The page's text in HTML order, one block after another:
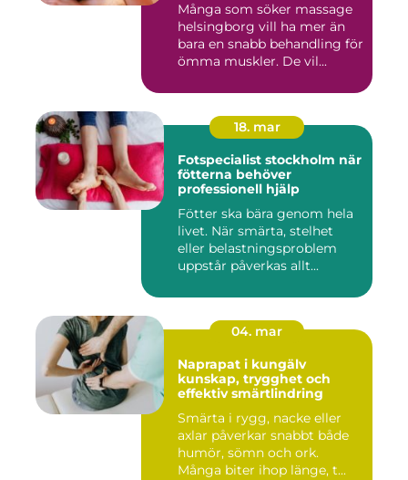
Många som söker massage
helsingborg vill ha mer än
bara en snabb behandling för
ömma muskler. De vil...
18. mar
Fotspecialist stockholm när
fötterna behöver
professionell hjälp
Fötter ska bära genom hela
livet. När smärta, stelhet
eller belastningsproblem
uppstår påverkas allt...
04. mar
Naprapat i kungälv
kunskap, trygghet och
effektiv smärtlindring
Smärta i rygg, nacke eller
axlar påverkar snabbt både
humör, sömn och ork.
Många biter ihop länge, t...